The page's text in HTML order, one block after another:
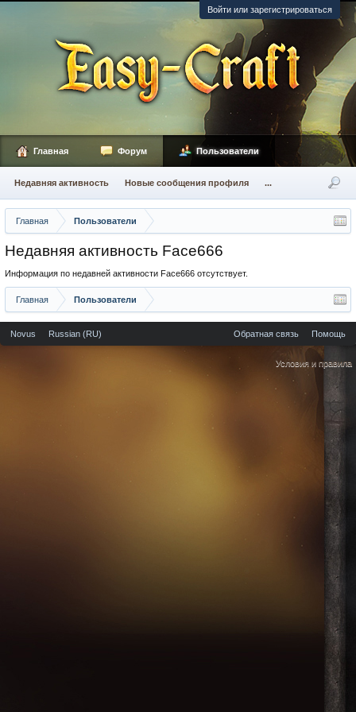
Войти или зарегистрироваться
Главная Пользователи
Недавняя активность Face666
Информация по недавней активности Face666 отсутствует.
Главная Пользователи
Главная Форум Пользователи
Недавняя активность Новые сообщения профиля ...
Novus Russian (RU) Обратная связь Помощь
Условия и правила